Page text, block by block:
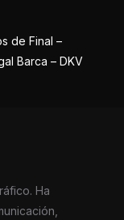
de Final –
Barca – DKV
Ha